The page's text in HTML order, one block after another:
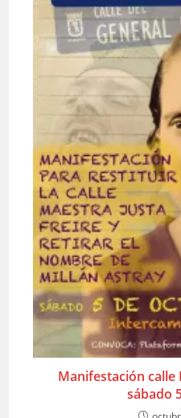
Manifestación calle
sábado